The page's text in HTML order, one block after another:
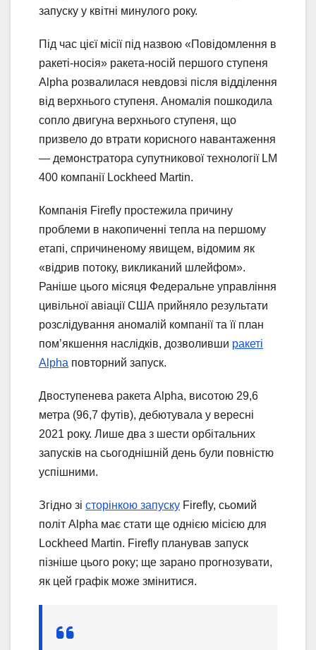
запуску у квітні минулого року.
Під час цієї місії під назвою «Повідомлення в
ракеті-носія» ракета-носій першого ступеня
Alpha розвалилася невдовзі після відділення
від верхнього ступеня. Аномалія пошкодила
сопло двигуна верхнього ступеня, що
призвело до втрати корисного навантаження
— демонстратора супутникової технології LM
400 компанії Lockheed Martin.
Компанія Firefly простежила причину
проблеми в накопиченні тепла на першому
етапі, спричиненому явищем, відомим як
«відрив потоку, викликаний шлейфом».
Раніше цього місяця Федеральне управління
цивільної авіації США прийняло результати
розслідування аномалій компанії та її план
пом’якшення наслідків, дозволивши ракеті
Alpha повторний запуск.
Двоступенева ракета Alpha, висотою 29,6
метра (96,7 футів), дебютувала у вересні
2021 року. Лише два з шести орбітальних
запусків на сьогоднішній день були повністю
успішними.
Згідно зі сторінкою запуску Firefly, сьомий
політ Alpha має стати ще однією місією для
Lockheed Martin. Firefly планував запуск
пізніше цього року; ще зарано прогнозувати,
як цей графік може змінитися.